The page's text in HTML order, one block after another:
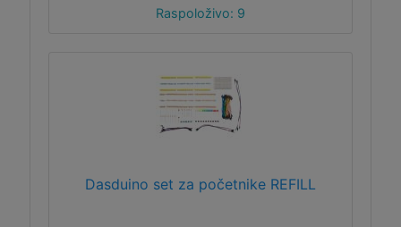
Raspoloživo: 9
Dasduino set za početnike REFILL